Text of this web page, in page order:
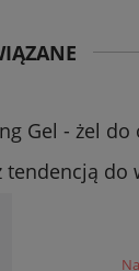
Gel - żel do
tendencją